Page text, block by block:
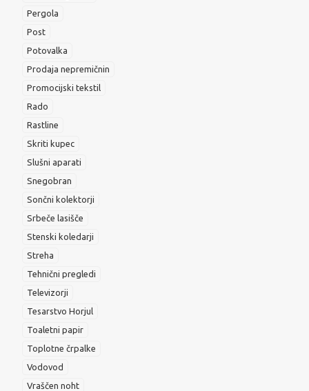
Pergola
Post
Potovalka
Prodaja nepremičnin
Promocijski tekstil
Rado
Rastline
Skriti kupec
Slušni aparati
Snegobran
Sončni kolektorji
Srbeče lasišče
Stenski koledarji
Streha
Tehnični pregledi
Televizorji
Tesarstvo Horjul
Toaletni papir
Toplotne črpalke
Vodovod
Vraščen noht